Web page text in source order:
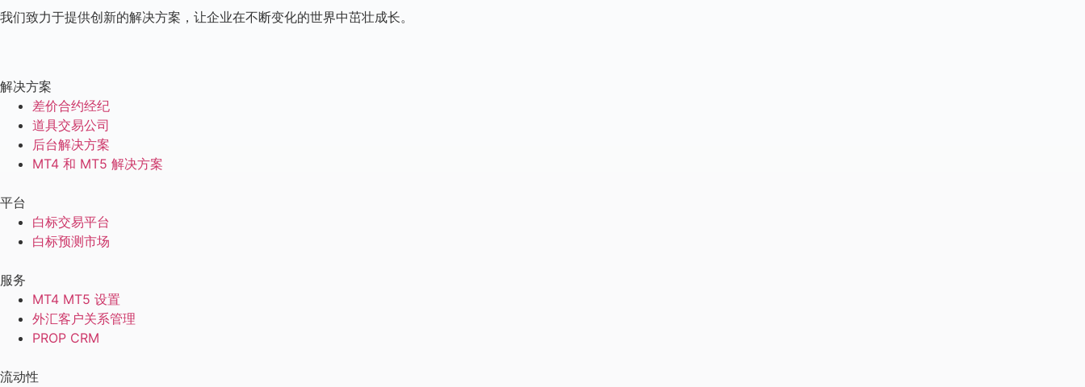
我们致力于提供创新的解决方案，让企业在不断变化的世界中茁壮成长。
解决方案
差价合约经纪
道具交易公司
后台解决方案
MT4 和 MT5 解决方案
平台
白标交易平台
白标预测市场
服务
MT4 MT5 设置
外汇客户关系管理
PROP CRM
流动性